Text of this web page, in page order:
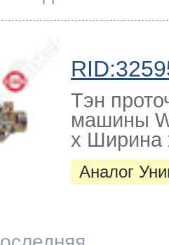
Тэн
машины
х Ширина
Аналог